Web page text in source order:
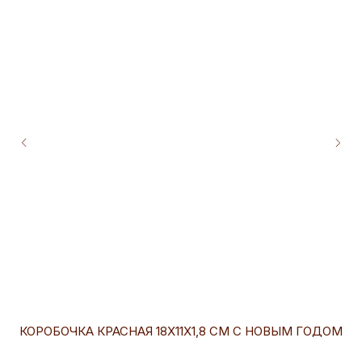
КОРОБОЧКА КРАСНАЯ 18Х11Х1,8 СМ С НОВЫМ ГОДОМ